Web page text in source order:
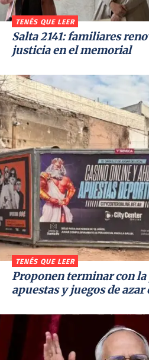
TENÉS QUE LEER
Salta 2141: familiares
justicia en el memorial
TENÉS QUE LEER
Proponen terminar con
apuestas y juegos de azar